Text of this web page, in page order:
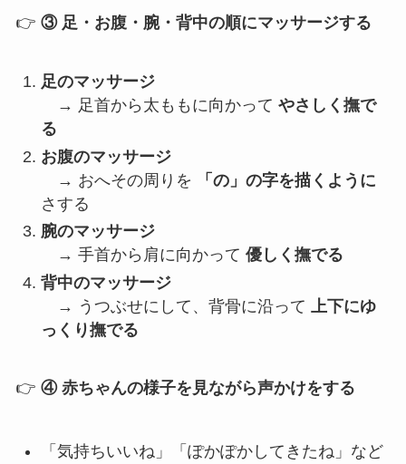
👉 ③ 足・お腹・腕・背中の順にマッサージする
足のマッサージ
→ 足首から太ももに向かって やさしく撫で
る
お腹のマッサージ
→ おへその周りを
「の」の字を描くように
さする
腕のマッサージ
→ 手首から肩に向かって 優しく撫でる
背中のマッサージ
→ うつぶせにして、背骨に沿って
上下にゆ
っくり撫でる
👉 ④ 赤ちゃんの様子を見ながら声かけをする
「気持ちいいね」「ぽかぽかしてきたね」など